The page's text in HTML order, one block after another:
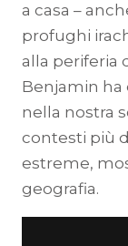
a casa –
profughi
alla periferia
Benjamin ha
nella nostra
contesti più
estreme,
geografia.